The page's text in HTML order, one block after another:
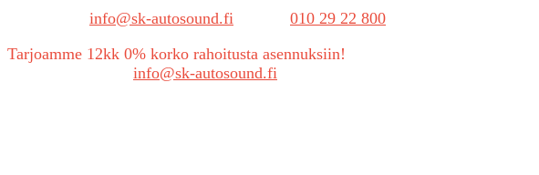
info@sk-autosound.fi
010 29 22 800
Tarjoamme 12kk 0% korko rahoitusta asennuksiin!
info@sk-autosound.fi